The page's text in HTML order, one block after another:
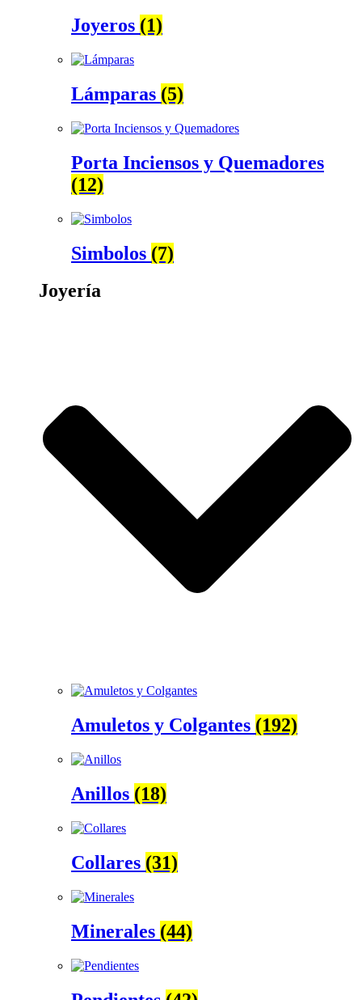
Joyeros (1)
Lámparas (5)
Porta Inciensos y Quemadores
(12)
Simbolos (7)
Joyería
Amuletos y Colgantes (192)
Anillos (18)
Collares (31)
Minerales (44)